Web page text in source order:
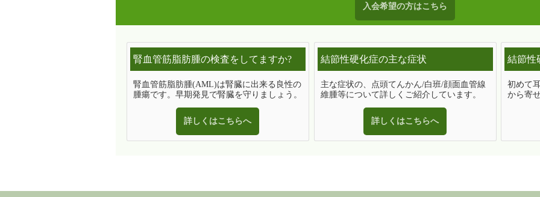
入会希望の方はこちら
腎血管筋脂肪腫の検査をしてますか?
腎血管筋脂肪腫(AML)は腎臓に出来る良性の
腫瘍です。早期発見で腎臓を守りましょう。
詳しくはこちらへ
結節性硬化症の主な症状
主な症状の、点頭てんかん/白班/顔面血管線
維腫等について詳しくご紹介しています。
詳しくはこちらへ
結節性
初めて
から寄